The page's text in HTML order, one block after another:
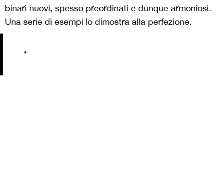
binari nuovi, spesso preordinati e dunque armoniosi.
Una serie di esempi lo dimostra alla perfezione.
*